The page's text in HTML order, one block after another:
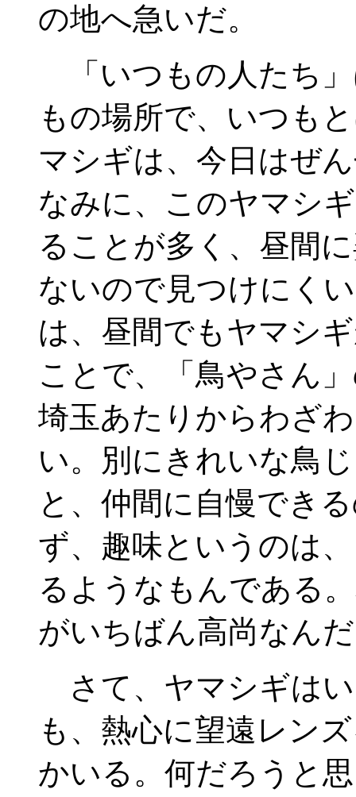
の地へ急いだ。
「いつもの人たち
もの場所で、いつも
マシギは、今日はぜ
なみに、このヤマシ
ることが多く、昼間
ないので見つけにく
は、昼間でもヤマシ
ことで、「鳥やさん
埼玉あたりからわざ
い。別にきれいな鳥
と、仲間に自慢でき
ず、趣味というのは
るようなもんである
がいちばん高尚なん
さて、ヤマシギは
も、熱心に望遠レン
かいる。何だろうと